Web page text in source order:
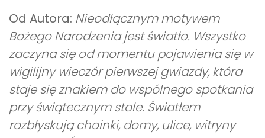
Od Autora: Nieodłącznym motywem
Bożego Narodzenia jest światło. Wszystko
zaczyna się od momentu pojawienia się w
wigilijny wieczór pierwszej gwiazdy, która
staje się znakiem do wspólnego spotkania
przy świątecznym stole. Światłem
rozbłyskują choinki, domy, ulice, witryny